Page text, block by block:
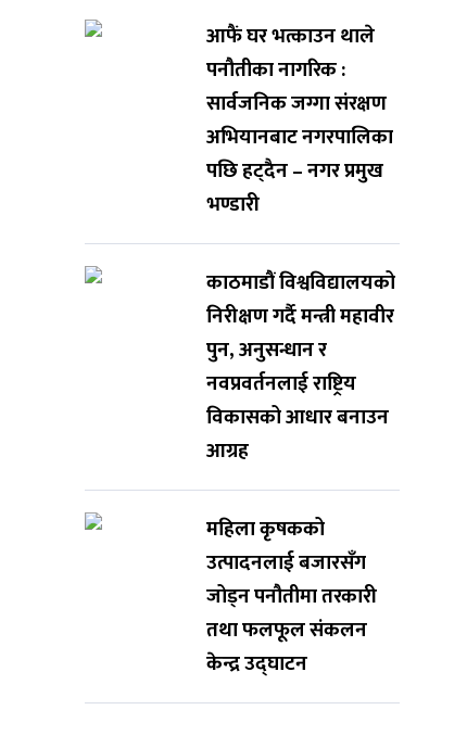
आफैं घर भत्काउन थाले
पनौतीका नागरिक :
सार्वजनिक जग्गा संरक्षण
अभियानबाट नगरपालिका
पछि हट्दैन – नगर प्रमुख
भण्डारी
काठमाडौं विश्वविद्यालयको
निरीक्षण गर्दै मन्त्री महावीर
पुन, अनुसन्धान र
नवप्रवर्तनलाई राष्ट्रिय
विकासको आधार बनाउन
आग्रह
महिला कृषकको
उत्पादनलाई बजारसँग
जोड्न पनौतीमा तरकारी
तथा फलफूल संकलन
केन्द्र उद्घाटन